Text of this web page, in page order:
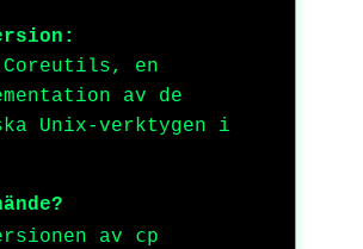
en
av de
Unix-verktygen i
av cp